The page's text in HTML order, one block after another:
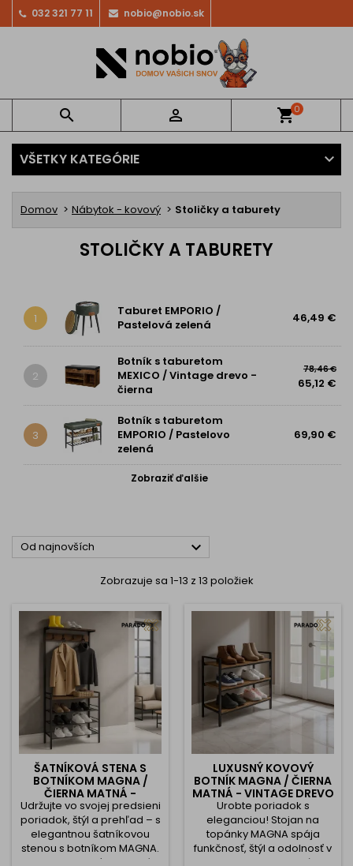
032 321 77 11 nobio@nobio.sk
  shopping_cart0
VŠETKY KATEGÓRIE
Domov Nábytok - kovový Stoličky a taburety
STOLIČKY A TABURETY
1
Taburet EMPORIO /
Pastelová zelená
46,49 €
2
Botník s taburetom
MEXICO / Vintage drevo -
čierna
78,46 €
65,12 €
3
Botník s taburetom
EMPORIO / Pastelovo
zelená
69,90 €
Zobraziť ďalšie
Od najnovších 
Zobrazuje sa 1-13 z 13 položiek
ŠATNÍKOVÁ STENA S
BOTNÍKOM MAGNA /
ČIERNA MATNÁ -
VINTAGE DREVO
Udržujte vo svojej predsieni
poriadok, štýl a prehľad – s
elegantnou šatníkovou
stenou s botníkom MAGNA.
Tento praktický organizér
LUXUSNÝ KOVOVÝ
BOTNÍK MAGNA / ČIERNA
MATNÁ - VINTAGE DREVO
Urobte poriadok s
eleganciou! Stojan na
topánky MAGNA spája
funkčnosť, štýl a odolnosť v
jednom dizajnovom kúsku.